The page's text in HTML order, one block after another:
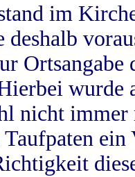
im
wurde
nicht